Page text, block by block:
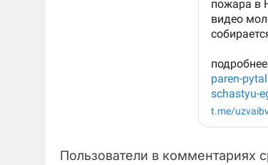
Пользователи в комментариях